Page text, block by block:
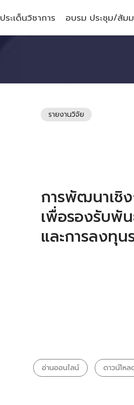
ประเด็นวิชาการ อบรม ประชุม/สัม
รายงานวิจัย
การพัฒนาเชิ
เพื่อรองรับพั
และการลงทุน
อ่านออนไลน์ ดาวน์โหล